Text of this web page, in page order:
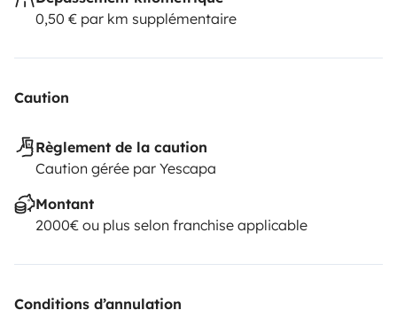
0,50 € par km supplémentaire
Caution
Règlement de la caution
Caution gérée par Yescapa
Montant
2000€ ou plus selon franchise applicable
Conditions d’annulation